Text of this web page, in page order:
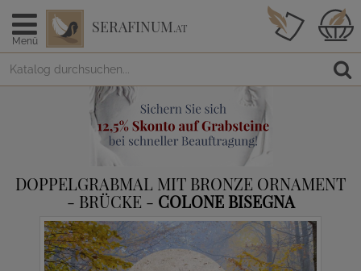
Menü
SERAFINUM.AT
DOPPELGRABMAL MIT BRONZE ORNAMENT
- BRÜCKE - COLONE BISEGNA